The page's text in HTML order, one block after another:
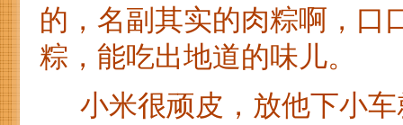
的，名副其实的肉粽啊，口
粽，能吃出地道的味儿。
小米很顽皮，放他下小车